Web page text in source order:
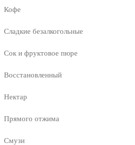
Кофе
Сладкие безалкогольные
Сок и фруктовое пюре
Восстановленный
Нектар
Прямого отжима
Смузи